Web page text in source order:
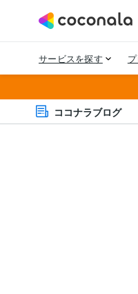
ココナラブログ